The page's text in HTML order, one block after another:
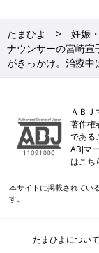
たまひよ 妊娠
ナウンサーの宮崎宣
がきっかけ。治療中
ＡＢＪ
著作権
である
ABJマ
はこ
本サイトに掲載されてい
す。
たまひよについて